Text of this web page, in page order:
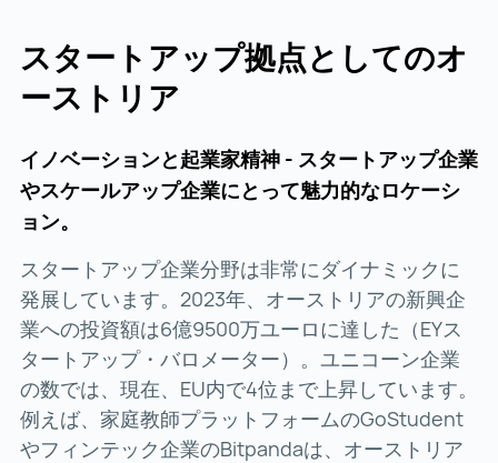
スタートアップ拠点としてのオ
ーストリア
イノベーションと起業家精神 - スタートアップ企業
やスケールアップ企業にとって魅力的なロケーシ
ョン。
スタートアップ企業分野は非常にダイナミックに
発展しています。2023年、オーストリアの新興企
業への投資額は6億9500万ユーロに達した（EYス
タートアップ・バロメーター）。ユニコーン企業
の数では、現在、EU内で4位まで上昇しています。
例えば、家庭教師プラットフォームのGoStudent
やフィンテック企業のBitpandaは、オーストリア